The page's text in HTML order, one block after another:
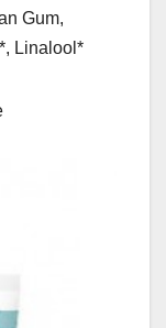
Gum,
Linalool*